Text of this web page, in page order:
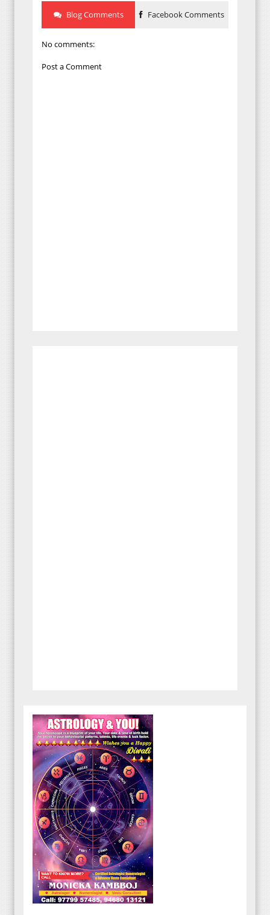
Blog Comments Facebook Comments
No comments:
Post a Comment